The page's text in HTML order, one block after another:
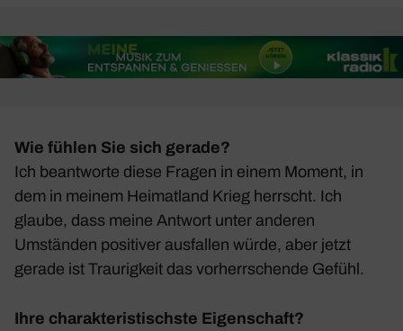
Wie fühlen Sie sich gerade?
Ich beant­worte diese Fragen in einem Moment, in
dem in meinem Heimat­land Krieg herrscht. Ich
glaube, dass meine Antwort unter anderen
Umständen posi­tiver ausfallen würde, aber jetzt
gerade ist Trau­rig­keit das vorherr­schende Gefühl.
Ihre charakteristischste Eigenschaft?